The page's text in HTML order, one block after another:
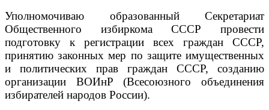
Уполномочиваю образованный Секретариат
Общественного избиркома СССР провести
подготовку к регистрации всех граждан СССР,
принятию законных мер по защите имущественных
и политических прав граждан СССР, созданию
организации ВОИнР (Всесоюзного объединения
избирателей народов России).